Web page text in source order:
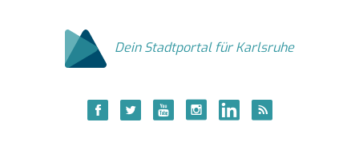
Dein Stadtportal für Karlsruhe